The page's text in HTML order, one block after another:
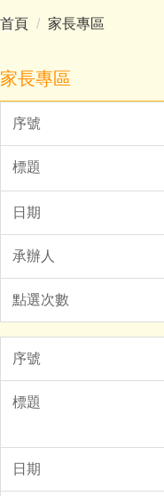
首頁 家長專區
家長專區